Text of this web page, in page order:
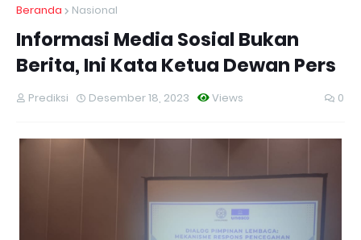
Beranda Nasional
Informasi Media Sosial Bukan
Berita, Ini Kata Ketua Dewan Pers
Prediksi Views
Desember 18, 2023 0